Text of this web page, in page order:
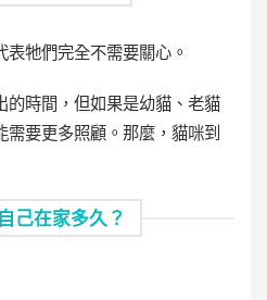
牠們完全不需要關心。
的時間，但如果是幼貓、老貓
要更多照顧。那麼，貓咪到
己在家多久？